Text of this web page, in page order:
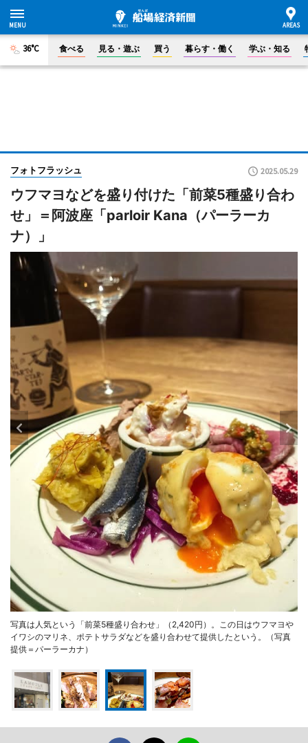
36°C 食べる 見る・遊ぶ 買う 暮らす・働く 学ぶ・知る
フォトフラッシュ 2025.05.29
ウフマヨなどを盛り付けた「前菜5種盛り合わ
せ」＝阿波座「parloir Kana（パーラーカ
ナ）」
写真は人気という「前菜5種盛り合わせ」（2,420円）。この日はウフマヨや
イワシのマリネ、ポテトサラダなどを盛り合わせて提供したという。（写真
提供＝パーラーカナ）